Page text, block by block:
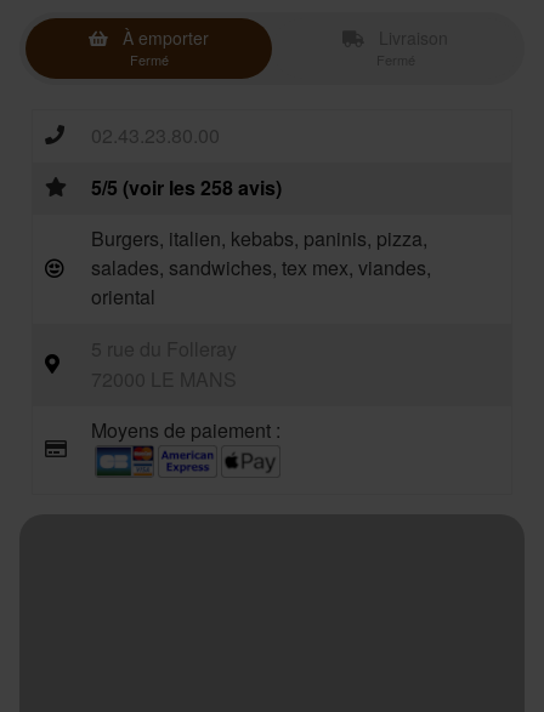
À emporter
Fermé
02.43.23.80.00
5/5 (voir les 258 avis)
Burgers, italien, kebabs, paninis, pizza,
salades, sandwiches, tex mex, viandes,
oriental
Moyens de paiement :